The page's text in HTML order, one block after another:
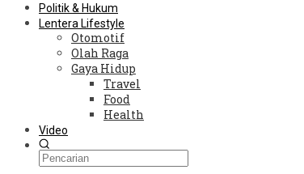
Politik & Hukum
Lentera Lifestyle
Otomotif
Olah Raga
Gaya Hidup
Travel
Food
Health
Video